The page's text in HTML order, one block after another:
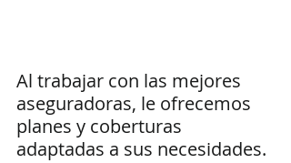
Al trabajar con las mejores
aseguradoras, le ofrecemos
planes y coberturas
adaptadas a sus necesidades.